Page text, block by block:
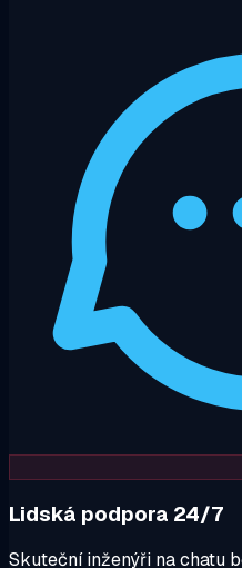
Lidská podpora 24/7
Skuteční inženýři na chatu